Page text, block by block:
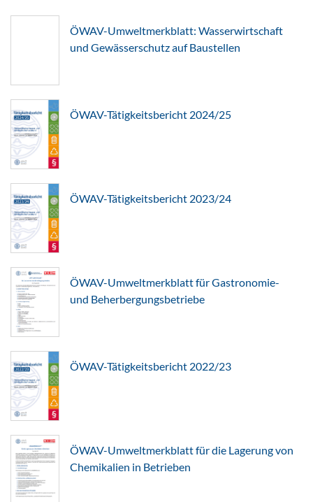
ÖWAV-Umweltmerkblatt: Wasserwirtschaft
und Gewässerschutz auf Baustellen
ÖWAV-Tätigkeitsbericht 2024/25
ÖWAV-Tätigkeitsbericht 2023/24
ÖWAV-Umweltmerkblatt für Gastronomie-
und Beherbergungsbetriebe
ÖWAV-Tätigkeitsbericht 2022/23
ÖWAV-Umweltmerkblatt für die Lagerung von
Chemikalien in Betrieben